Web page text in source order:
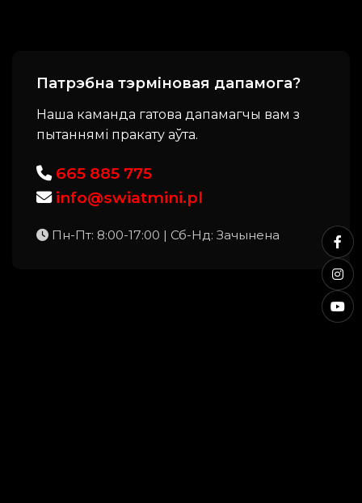
Патрэбна тэрміновая дапамога?
Наша каманда гатова дапамагчы вам з
пытаннямі пракату аўта.
665 885 775
info@swiatmini.pl
Пн-Пт: 8:00-17:00 | Сб-Нд: Зачынена